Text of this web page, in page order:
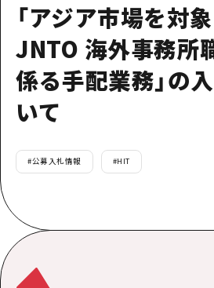
「アジア市場を対
JNTO 海外事務所
係る手配業務」の
いて
#公募入札情報 #HIT